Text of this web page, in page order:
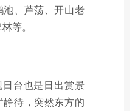
、芦荡、开山老
等。
台也是日出赏景
待，突然东方的